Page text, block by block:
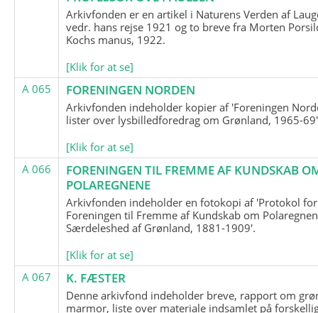
Arkivfonden er en artikel i Naturens Verden af
vedr. hans rejse 1921 og to breve fra Morten
Kochs manus, 1922.
[Klik for at se]
A 065
FORENINGEN NORDEN
Arkivfonden indeholder kopier af 'Foreningen
lister over lysbilledforedrag om Grønland, 1965-
[Klik for at se]
A 066
FORENINGEN TIL FREMME AF KUNDSKAB
POLAREGNENE
Arkivfonden indeholder en fotokopi af 'Protokol for
Foreningen til Fremme af Kundskab om
Særdeleshed af Grønland, 1881-1909'.
[Klik for at se]
A 067
K. FÆSTER
Denne arkivfond indeholder breve, rapport om
marmor, liste over materiale indsamlet på